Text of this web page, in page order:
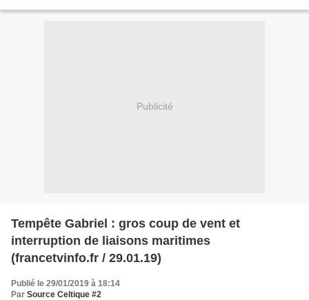
Publicité
Tempête Gabriel : gros coup de vent et
interruption de liaisons maritimes
(francetvinfo.fr / 29.01.19)
Publié le 29/01/2019 à 18:14
Par Source Celtique #2